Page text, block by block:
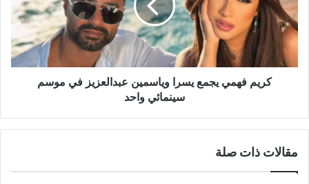
وياسمين
عبدالعزيز
في
موسم
سينمائي
كريم فهمي يجمع يسرا وياسمين عبدالعزيز في موسم
سينمائي واحد
مقالات ذات صلة